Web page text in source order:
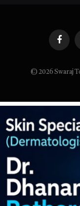
© 2026 Swaraj